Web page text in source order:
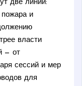
две линии:
пожара и
власти
— от
сессий и мер
для